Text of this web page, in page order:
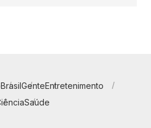
BrasilGenteEntretenimento
Saúde